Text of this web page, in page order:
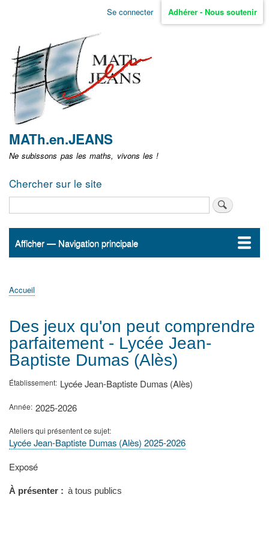
Aller
non
identifié
Se connecter Adhérer - Nous soutenir
MATh.en.JEANS
Ne subissons pas les maths, vivons les !
Chercher sur le site
Navigation
Afficher — Navigation principale
Accueil
ActualitésMATh.en.JEANS ?
Régions et Ateliers
Créer, gérer un atelier
Sujets/Publications
Congrès
d'Ariane
Accueil
Des jeux qu'on peut comprendre
parfaitement - Lycée Jean-
Baptiste Dumas (Alès)
Établissement Lycée Jean-Baptiste Dumas (Alès)
Année 2025-2026
Ateliers qui présentent ce sujet
Lycée Jean-Baptiste Dumas (Alès) 2025-2026
Type
présentation
Exposé
À présenter à tous publics